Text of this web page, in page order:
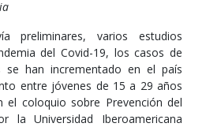
preliminares, varios estudios
del Covid-19, los casos de
se han incrementado en el país
entre jóvenes de 15 a 29 años
coloquio sobre Prevención del
la Universidad Iberoamericana